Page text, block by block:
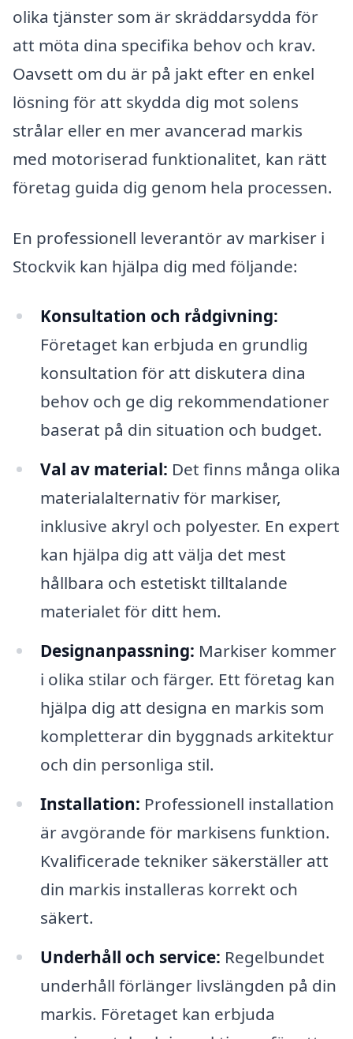
olika tjänster som är skräddarsydda för
att möta dina specifika behov och krav.
Oavsett om du är på jakt efter en enkel
lösning för att skydda dig mot solens
strålar eller en mer avancerad markis
med motoriserad funktionalitet, kan rätt
företag guida dig genom hela processen.
En professionell leverantör av markiser i
Stockvik kan hjälpa dig med följande:
Konsultation och rådgivning:
Företaget kan erbjuda en grundlig
konsultation för att diskutera dina
behov och ge dig rekommendationer
baserat på din situation och budget.
Val av material: Det finns många olika
materialalternativ för markiser,
inklusive akryl och polyester. En expert
kan hjälpa dig att välja det mest
hållbara och estetiskt tilltalande
materialet för ditt hem.
Designanpassning: Markiser kommer
i olika stilar och färger. Ett företag kan
hjälpa dig att designa en markis som
kompletterar din byggnads arkitektur
och din personliga stil.
Installation: Professionell installation
är avgörande för markisens funktion.
Kvalificerade tekniker säkerställer att
din markis installeras korrekt och
säkert.
Underhåll och service: Regelbundet
underhåll förlänger livslängden på din
markis. Företaget kan erbjuda